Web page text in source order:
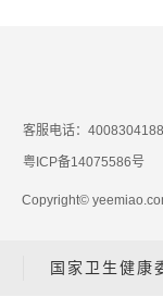
客服电话：4008304188
粤ICP备14075586号
Copyright©
国家卫生健康